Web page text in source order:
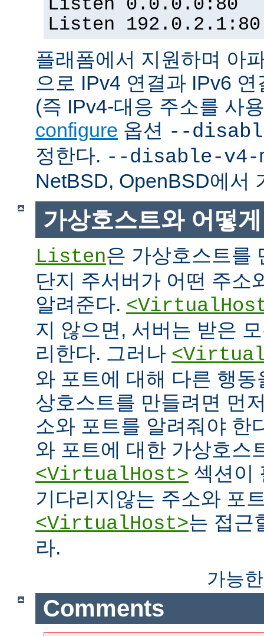
Listen 0.0.0.0:80
Listen 192.0.2.1:80
플래폼에서 지원하며 아
으로 IPv4 연결과 IPv6
(즉 IPv4-대응 주소를 사
configure 옵션 --
정한다. --disable-v4-
NetBSD, OpenBSD에서
가상호스트와 어떻
Listen은 가상호스트를
단지 주서버가 어떤 주소
알려준다.
지 않으면, 서버는 받은
리한다. 그러나
와 포트에 대해 다른 행
상호스트를 만들려면 먼
소와 포트를 알려줘야 한
와 포트에 대한 가상호스
<VirtualHost> 섹션이
기다리지않는 주소와 포
<VirtualHost>는 접근
라.
가능
Comments